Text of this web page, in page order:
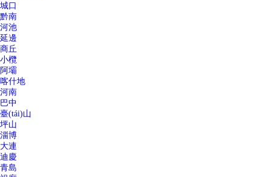
城口
黔南
河池
延邊
商丘
小欖
阿壩
喀什地
河南
巴中
臺(tái)山
坪山
淄博
大連
迪慶
青島